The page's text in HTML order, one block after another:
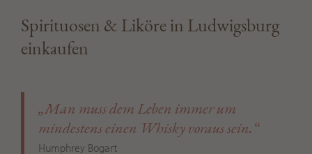
Spirituosen & Liköre in Ludwigsburg
einkaufen
„Man muss dem Leben immer um
mindestens einen Whisky voraus sein.“
Humphrey Bogart